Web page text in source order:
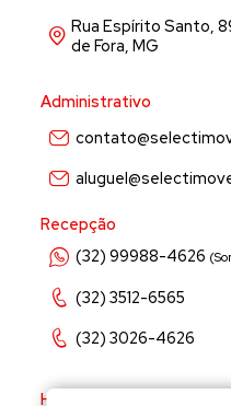
Rua Espírito Santo,
de Fora, MG
Administrativo
Recepção
(32) 99988-4626
(32) 3512-6565
(32) 3026-4626
Horário de funcionamento